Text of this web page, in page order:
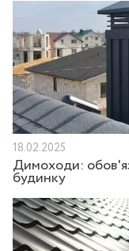
18.02.2025
Димоходи:
будинку